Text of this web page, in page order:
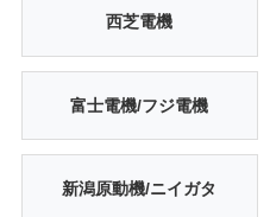
西芝電機
富士電機/フジ電機
新潟原動機/ニイガタ